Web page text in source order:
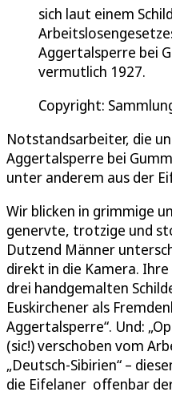
sich laut einem
Aggertalsperre bei
vermutlich 1927.
Copyright:
Notstandsarbeiter, die
Aggertalsperre bei
unter anderem aus der
Wir blicken in grimmige
genervte, trotzige und
Dutzend Männer
direkt in die Kamera.
drei handgemalten
Euskirchener als
Aggertalsperre“. Und:
(sic!) verschoben vom
„Deutsch-Sibirien“ –
die Eifelaner offenbar